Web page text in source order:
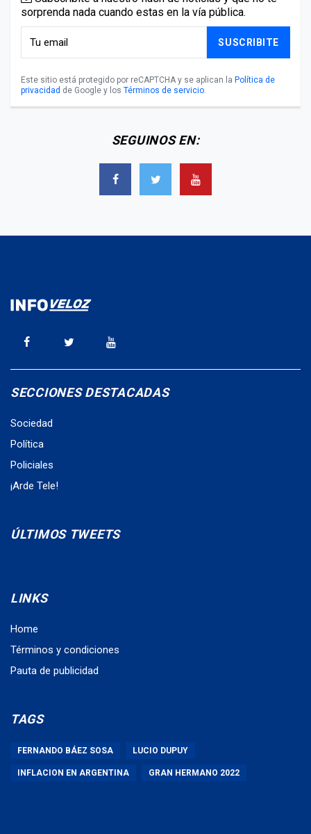
sorprenda nada cuando estas en la vía pública.
SUSCRIBITE
Este sitio está protegido por reCAPTCHA y se aplican la Política de
privacidad de Google y los Términos de servicio.
SEGUINOS EN:
SECCIONES DESTACADAS
Sociedad
Política
Policiales
¡Arde Tele!
ÚLTIMOS TWEETS
LINKS
Home
Términos y condiciones
Pauta de publicidad
TAGS
FERNANDO BÁEZ SOSA LUCIO DUPUY
INFLACION EN ARGENTINA GRAN HERMANO 2022